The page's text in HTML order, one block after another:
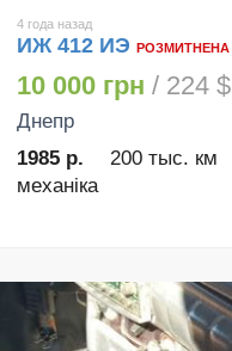
4 года назад
ИЖ 412 ИЭ РОЗМИТНЕНА
10 000 грн / 224 $
Днепр
1985 р.
200 тыс. км
механіка